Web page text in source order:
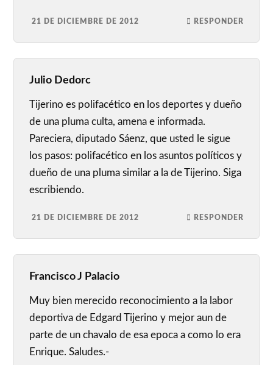
21 DE DICIEMBRE DE 2012 RESPONDER
Julio Dedorc
Tijerino es polifacético en los deportes y dueño
de una pluma culta, amena e informada.
Pareciera, diputado Sáenz, que usted le sigue
los pasos: polifacético en los asuntos políticos y
dueño de una pluma similar a la de Tijerino. Siga
escribiendo.
21 DE DICIEMBRE DE 2012 RESPONDER
Francisco J Palacio
Muy bien merecido reconocimiento a la labor
deportiva de Edgard Tijerino y mejor aun de
parte de un chavalo de esa epoca a como lo era
Enrique. Saludes.-